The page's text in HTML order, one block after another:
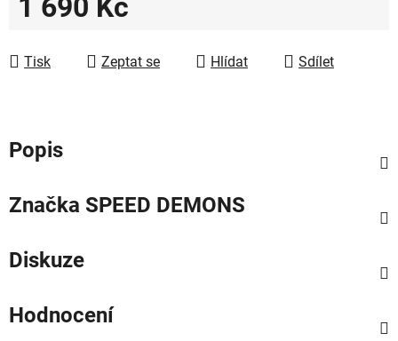
Tisk
Zeptat se Hlídat Sdílet
Popis
Značka SPEED DEMONS
Diskuze
Hodnocení